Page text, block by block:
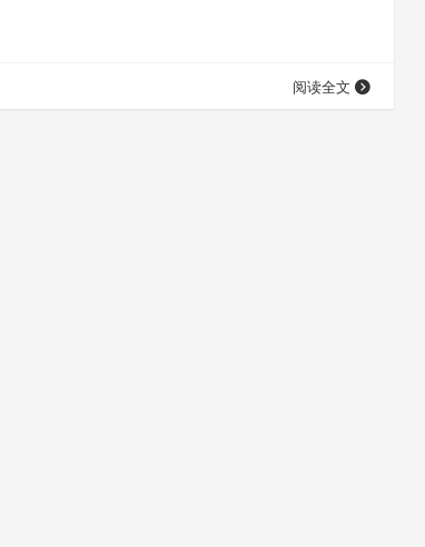
阅读全文